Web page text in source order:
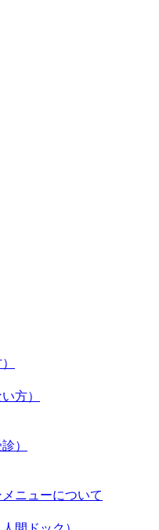
方）
）
ニューについて